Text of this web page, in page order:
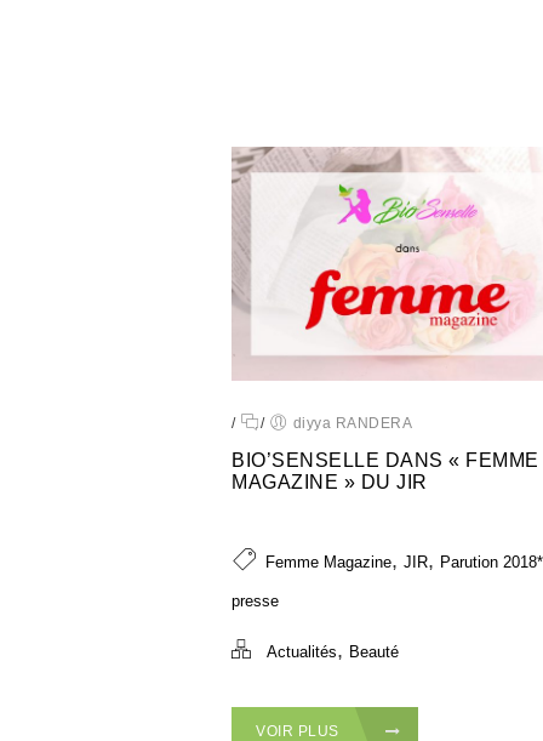
/ / diyya RANDERA
BIO’SENSELLE DANS « FEMME
MAGAZINE » DU JIR
Femme Magazine, JIR, Parution 2018*
presse
Actualités, Beauté
VOIR PLUS